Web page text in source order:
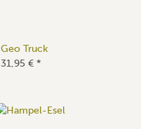
Geo Truck
31,95 € *